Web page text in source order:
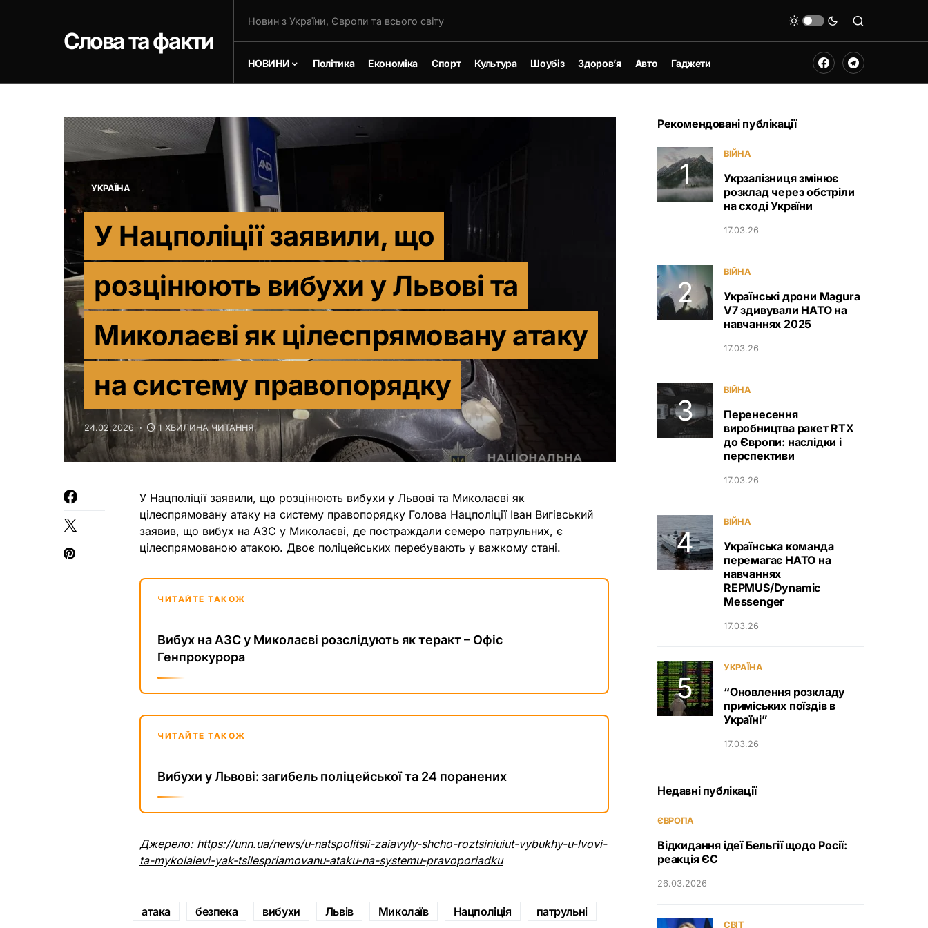
Слова та факти
Новин з України, Європи та всього світу
НОВИНИ Політика Економіка Спорт Культура Шоубіз Здоров’я Авто Гаджети
УКРАЇНА
У Нацполіції заявили, що
розцінюють вибухи у Львові та
Миколаєві як цілеспрямовану атаку
на систему правопорядку
24.02.2026 1 ХВИЛИНА ЧИТАННЯ
У Нацполіції заявили, що розцінюють вибухи у Львові та Миколаєві як
цілеспрямовану атаку на систему правопорядку Голова Нацполіції Іван Вигівський
заявив, що вибух на АЗС у Миколаєві, де постраждали семеро патрульних, є
цілеспрямованою атакою. Двоє поліцейських перебувають у важкому стані.
ЧИТАЙТЕ ТАКОЖ
Вибух на АЗС у Миколаєві розслідують як теракт – Офіс
Генпрокурора
ЧИТАЙТЕ ТАКОЖ
Вибухи у Львові: загибель поліцейської та 24 поранених
Джерело: https://unn.ua/news/u-natspolitsii-zaiavyly-shcho-roztsiniuiut-vybukhy-u-lvovi-
ta-mykolaievi-yak-tsilespriamovanu-ataku-na-systemu-pravoporiadku
атака безпека вибухи Львів Миколаїв Нацполіція
патрульні
Рекомендовані публікації
ВІЙНА
Укрзалізниця змінює
розклад через обстріли
на сході України
17.03.26
ВІЙНА
Українські дрони Magura
V7 здивували НАТО на
навчаннях 2025
17.03.26
ВІЙНА
Перенесення
виробництва ракет RTX
до Європи: наслідки і
перспективи
17.03.26
ВІЙНА
Українська команда
перемагає НАТО на
навчаннях
REPMUS/Dynamic
Messenger
17.03.26
УКРАЇНА
“Оновлення розкладу
приміських поїздів в
Україні”
17.03.26
Недавні публікації
ЄВРОПА
Відкидання ідеї Бельгії щодо Росії:
реакція ЄС
26.03.2026
СВІТ